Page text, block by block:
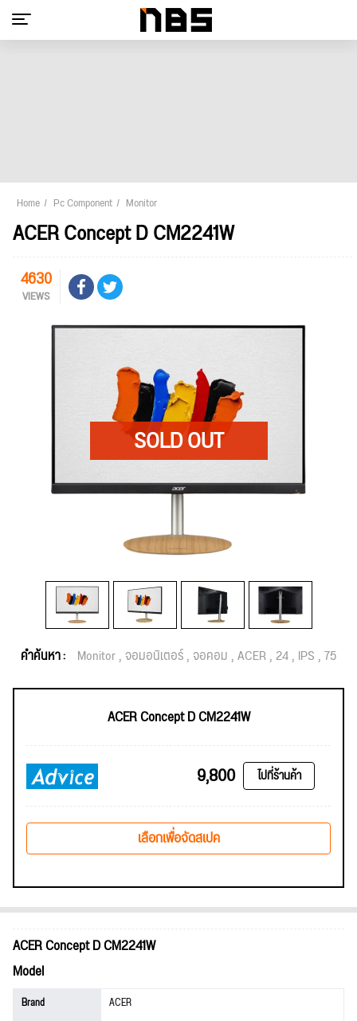
Home Pc Component Monitor
ACER Concept D CM2241W
4630
VIEWS
คำค้นหา : Monitor จอมอนิเตอร์ จอคอม ACER 24 IPS 75
ACER Concept D CM2241W
9,800 ไปที่ร้านค้า
เลือกเพื่อจัดสเปค
ACER Concept D CM2241W
Model
Brand
ACER